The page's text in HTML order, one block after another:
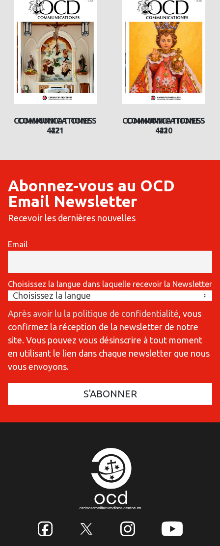
COMMUNICATIONES
421
COMMUNICATIONES
420
Abonnez-vous au OCD
Email Newsletter
Recevoir les dernières nouvelles
Email
Choisissez la langue dans laquelle recevoir la Newsletter
Après avoir lu la politique de confidentialité , vous
confirmez la réception de la newsletter de notre
site. Vous pouvez vous désinscrire à tout moment
en utilisant le lien dans chaque newsletter que nous
vous envoyons.